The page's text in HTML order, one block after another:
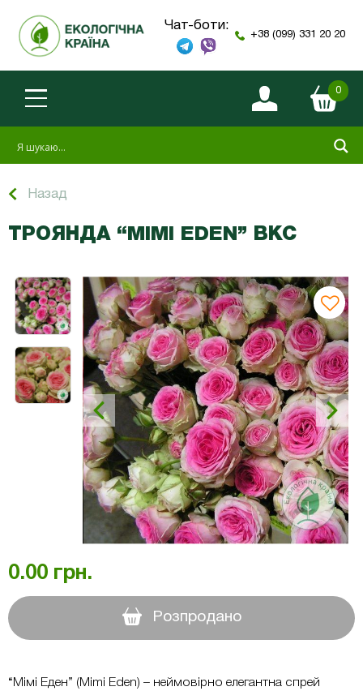
Чат-боти:
+38 (099) 331 20 20
0
Назад
ТРОЯНДА “MIMI EDEN” ВКС
0.00 грн.
Розпродано
“Мімі Еден” (Mimi Eden) – неймовірно елегантна спрей